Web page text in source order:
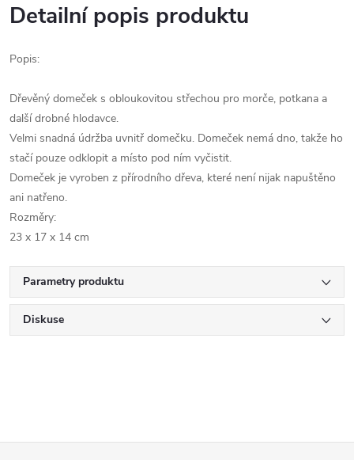
Detailní popis produktu
Popis:
Dřevěný domeček s obloukovitou střechou pro morče, potkana a
další drobné hlodavce.
Velmi snadná údržba uvnitř domečku. Domeček nemá dno, takže ho
stačí pouze odklopit a místo pod ním vyčistit.
Domeček je vyroben z přírodního dřeva, které není nijak napuštěno
ani natřeno.
Rozměry:
23 x 17 x 14 cm
Parametry produktu
Diskuse